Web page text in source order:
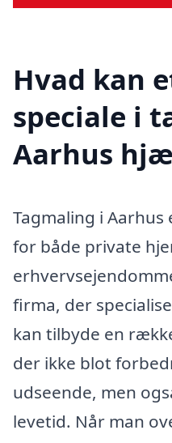
Hvad kan
speciale i
Aarhus
Tagmaling i Aarhus
for både private
firma, der
kan tilbyde en
der ikke blot
udseende, men
levetid. Når man